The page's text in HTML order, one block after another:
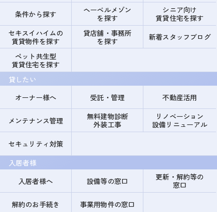
条件から探す
ヘーベルメゾン
を探す
シニア向け
賃貸住宅を探す
セキスイハイムの
賃貸物件を探す
貸店舗・事務所
を探す
新着スタッフブログ
ペット共生型
賃貸住宅を探す
貸したい
オーナー様へ
受託・管理 不動産活用
メンテナンス管理
無料建物診断
外装工事
リノベーション
設備リニューアル
セキュリティ対策
入居者様
入居者様へ
設備等の窓口
更新・解約等の
窓口
解約のお手続き
事業用物件の窓口